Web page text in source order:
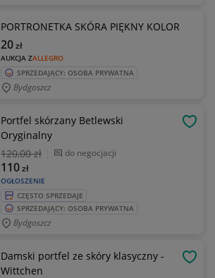
PORTRONETKA SKÓRA PIĘKNY KOLOR
AUKCJA ZALLEGRO
20zł
SPRZEDAJĄCY: OSOBA PRYWATNA
Bydgoszcz
Portfel skórzany Betlewski
Oryginalny
120,00 zł do negocjacji
OGŁOSZENIE
110zł
CZĘSTO SPRZEDAJE
SPRZEDAJĄCY: OSOBA PRYWATNA
Bydgoszcz
Damski portfel ze skóry klasyczny -
Wittchen